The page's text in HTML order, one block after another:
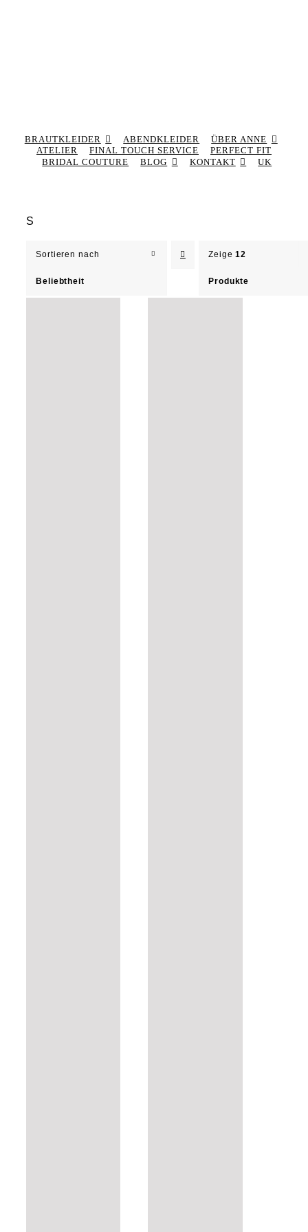
BRAUTKLEIDER ABENDKLEIDER
ÜBER ANNE
ATELIER
FINAL TOUCH SERVICE
PERFECT FIT
BRIDAL COUTURE
BLOG KONTAKT UK
S
Sortieren nach
Beliebtheit
Zeige12
Produkte